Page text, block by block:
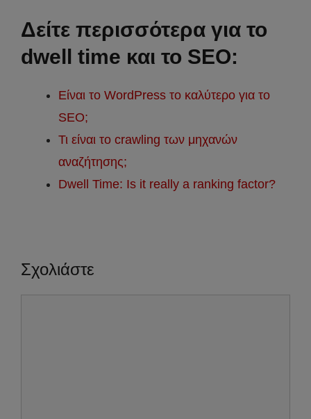
Δείτε περισσότερα για το
dwell time και το SEO:
Είναι το WordPress το καλύτερο για το
SEO;
Τι είναι το crawling των μηχανών
αναζήτησης;
Dwell Time: Is it really a ranking factor?
Σχολιάστε